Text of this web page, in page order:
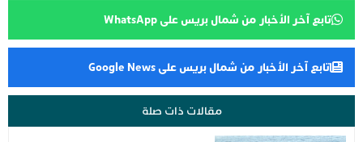
تابع آخر الأخبار من شمال بريس على WhatsApp
تابع آخر الأخبار من شمال بريس على Google News
مقالات ذات صلة